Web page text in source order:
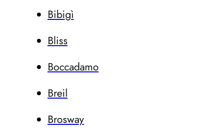
Bibigì
Bliss
Boccadamo
Breil
Brosway